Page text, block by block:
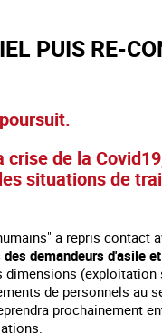
PUIS RE-
de la
situations de
a repris contact
demandeurs d'asile
de personnels au
prochainement